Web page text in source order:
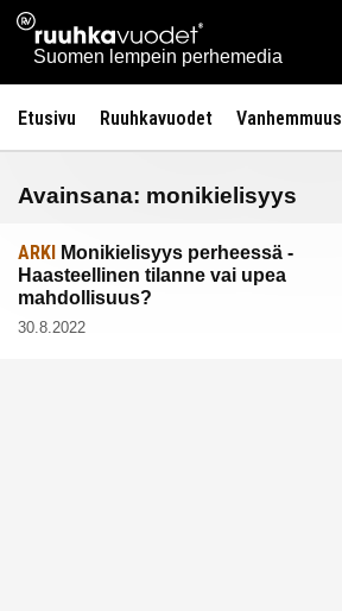
Siirry
sisältöön
Ruuhkavuodet.fi
Suomen lempein perhemedia
Etusivu Ruuhkavuodet Vanhemmuus
Avainsana: monikielisyys
ARKI Monikielisyys perheessä -
Haasteellinen tilanne vai upea
mahdollisuus?
30.8.2022